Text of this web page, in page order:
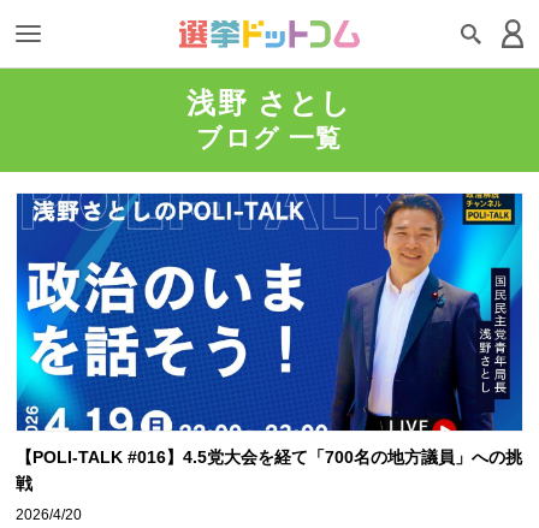
浅野 さとし
ブログ 一覧
【POLI-TALK #016】4.5党大会を経て「700名の地方議員」への挑
戦
2026/4/20